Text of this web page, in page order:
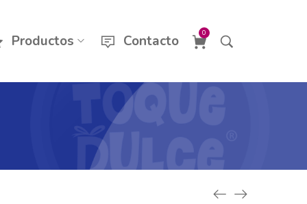
Productos Contacto 0